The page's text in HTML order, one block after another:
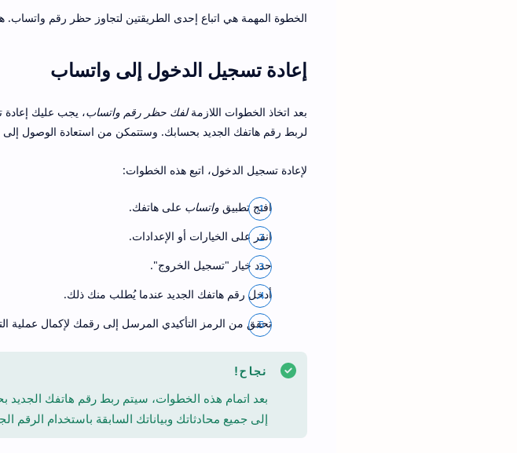
الخطوة المهمة هي اتباع إحدى الطريقتين لتجاوز حظر رقم
إعادة تسجيل الدخول إلى واتساب
بعد اتخاذ الخطوات اللازمةلفك حظر رقم واتساب، يجب عليك
لربط رقم هاتفك الجديد بحسابك. وستتمكن من استعادة الوصول إلى
لإعادة تسجيل الدخول، اتبع هذه الخطوات:
افتح تطبيقواتساب على هاتفك.
انقر على الخيارات أو الإعدادات.
حدد خيار "تسجيل الخروج".
أدخل رقم هاتفك الجديد عندما يُطلب منك ذلك.
تحقق من الرمز التأكيدي المرسل إلى رقمك لإكمال عملية
نجاح!
بعد اتمام هذه الخطوات، سيتم ربط رقم هاتفك
إلى جميع محادثاتك وبياناتك السابقة باستخدام الرقم